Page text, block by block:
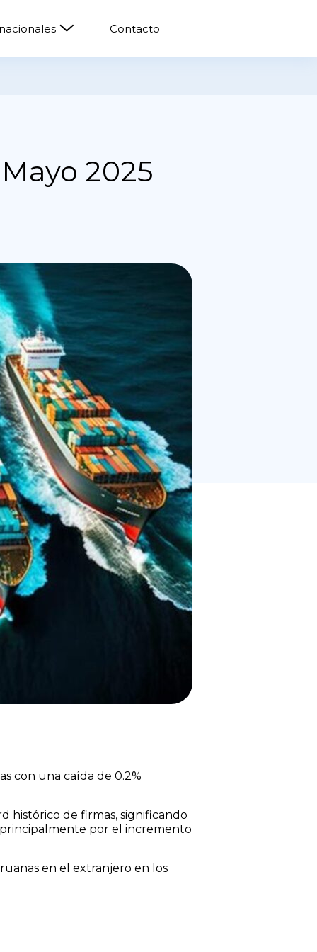
Contacto
2025
con una caída de 0.2%
histórico de firmas, significando
por el incremento
en el extranjero en los